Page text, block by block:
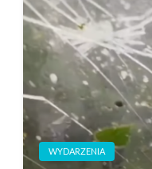
WYDARZENIA